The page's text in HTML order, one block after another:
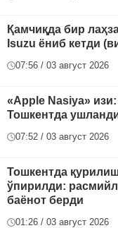
Қамчиқда бир
Isuzu ёниб кетди
07:56 / 03 август 2026
«Apple Nasiya»
Тошкентда
07:52 / 03 август 2026
Тошкентда
ўпирилди:
баёнот берди
01:26 / 03 август 2026